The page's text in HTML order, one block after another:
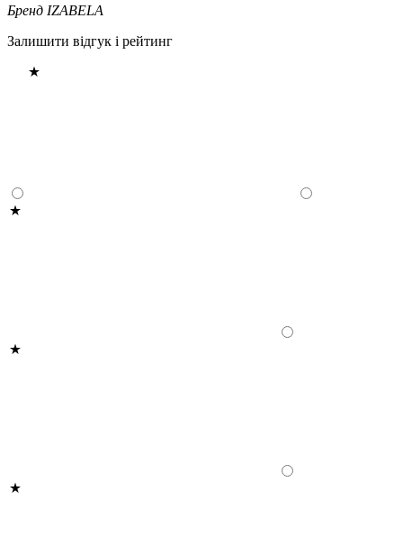
Бренд IZABELA
Залишити відгук і рейтинг